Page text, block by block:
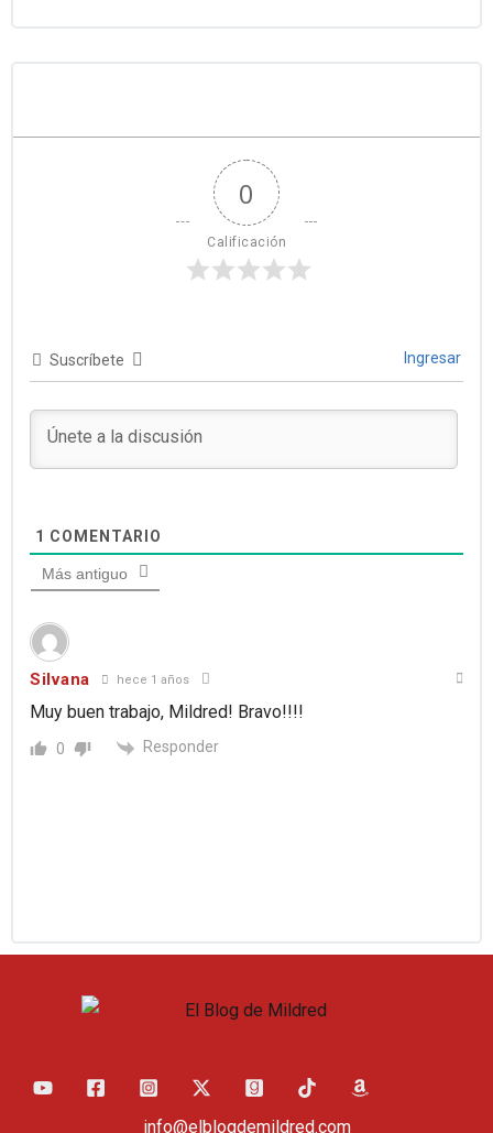
0
Calificación
Suscríbete Ingresar
1 COMENTARIO
Más antiguo
Silvana hece 1 años
Muy buen trabajo, Mildred! Bravo!!!!
0 Responder
info@elblogdemildred.com